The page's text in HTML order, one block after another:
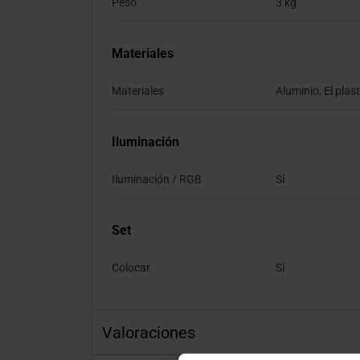
Materiales
Materiales Aluminio, El
Iluminación
Iluminación / RGB Sí
Set
Colocar Sí
Valoraciones